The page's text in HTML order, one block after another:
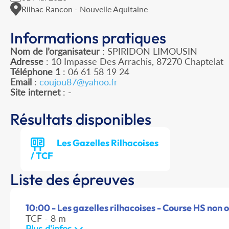
Rilhac Rancon - Nouvelle Aquitaine
Informations pratiques
Nom de l’organisateur : SPIRIDON LIMOUSIN
Adresse : 10 Impasse Des Arrachis, 87270 Chaptelat
Téléphone 1 : 06 61 58 19 24
Email : coujou87@yahoo.fr
Site internet: -
Résultats disponibles
Les Gazelles Rilhacoises
/ TCF
Liste des épreuves
10:00 - Les gazelles rilhacoises - Course HS non
TCF - 8 m